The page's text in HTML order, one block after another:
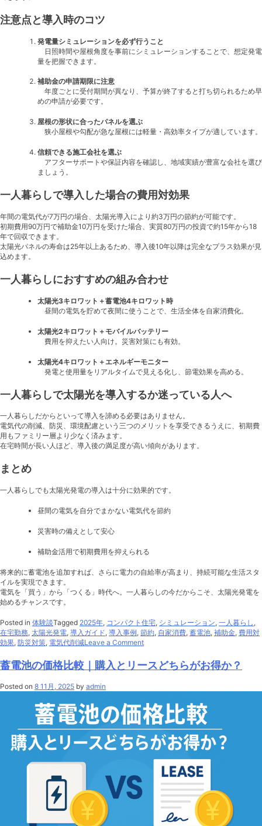
注意点と導入時のコツ
発電量シミュレーションを必ず行うこと
日照時間や屋根角度を事前にシミュレーションすることで、想定発電
量を把握できます。
補助金の申請期限に注意
年度ごとに受付期間が異なり、予算が終了すると打ち切られるため早
めの申請が必要です。
屋根の形状に合ったパネルを選ぶ
狭小屋根や勾配が急な屋根には軽量・高効率タイプが適しています。
信頼できる施工会社を選ぶ
アフターサポートや保証内容を確認し、地域実績が豊富な会社を選び
ましょう。
一人暮らしで導入した場合の費用対効果
年間の電気代が7万円の場合、太陽光導入により約3万円の節約が可能です。
初期費用90万円で補助金10万円を受けた場合、実質80万円の投資で約15年から18
年で回収できます。
太陽光パネルの寿命は25年以上あるため、導入後10年以降は完全なプラス効果が見
込めます。
一人暮らしにおすすめの組み合わせ
太陽光3キロワット＋蓄電池4キロワット時
昼間の電気を貯めて夜間に使うことで、生活全体を自家消費化。
太陽光2キロワット＋モバイルバッテリー
費用を抑えたい人向け。災害対策にも有効。
太陽光4キロワット＋エネルギーモニター
発電と使用量をリアルタイムで見える化し、節電効果を高める。
一人暮らしで太陽光を導入するか迷っている人へ
一人暮らしだからといって導入を諦める必要はありません。
電気代の削減、防災、環境配慮という三つのメリットを享受できるうえに、初期費
用もファミリー層より少なく済みます。
在宅時間が長い人ほど、導入後の満足度が高い傾向があります。
まとめ
一人暮らしでも太陽光発電の導入は十分に効果的です。
昼間の電気を自分でまかない電気代を節約
災害時の備えとして安心
補助金活用で初期費用を抑えられる
将来的に蓄電池を追加すれば、さらに電力の自給率が高まり、持続可能な生活スタ
イルを実現できます。
電気を「買う」から「つくる」時代へ。一人暮らしの今だからこそ、太陽光発電を
始めるチャンスです。
Posted in 体験談Tagged 2025年, コンパクト住宅, シミュレーション, 一人暮らし ,
在宅勤務, 太陽光発電, 導入ガイド, 導入事例, 節約, 自家消費, 蓄電池, 補助金, 費用対
効果, 防災対策, 電気代削減Leave a Commenton
人
暮
し
家
庭
で
の
太
陽
蓄電池の価格比較｜購入とリースどちらがお得か？
Posted on 8 11月, 2025 by admin